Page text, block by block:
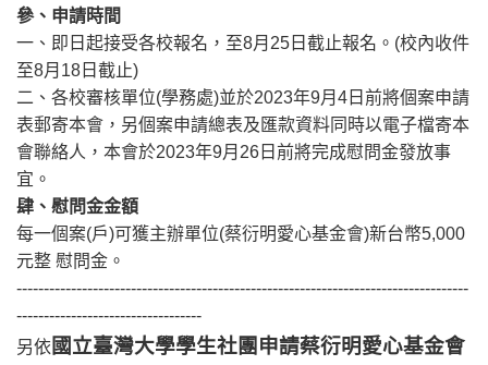
參、申請時間
一、即日起接受各校報名，至8月25日截止報名。(校內收件
至8月18日截止)
二、各校審核單位(學務處)並於2023年9月4日前將個案申請
表郵寄本會，另個案申請總表及匯款資料同時以電子檔寄本
會聯絡人，本會於2023年9月26日前將完成慰問金發放事
宜。
肆、慰問金金額
每一個案(戶)可獲主辦單位(蔡衍明愛心基金會)新台幣5,000
元整 慰問金。
-----------------------------------------------------------------------------------
----------------------------------
另依 國立臺灣大學學生社團申請蔡衍明愛心基金會